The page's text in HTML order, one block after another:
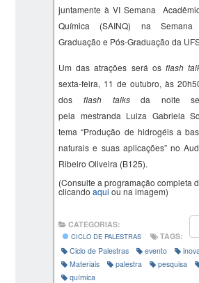
juntamente à VI Semana
Química (SAINQ) na
Graduação e Pós-Graduação da
Um das atrações será os flash
sexta-feira, 11 de outubro, às
dos flash talksda noite
pela mestranda Luiza Gabriela
tema “Produção de hidrogéis a
naturais e suas aplicações” no
Ribeiro Oliveira (B125).
(Consulte a programação completa
clicandoaqui ou na imagem)
CATEGORIAS:
CICLO DE PALESTRAS
TAGS:
Ciclo de Palestras
evento
Materiais
palestra pesquisa
química